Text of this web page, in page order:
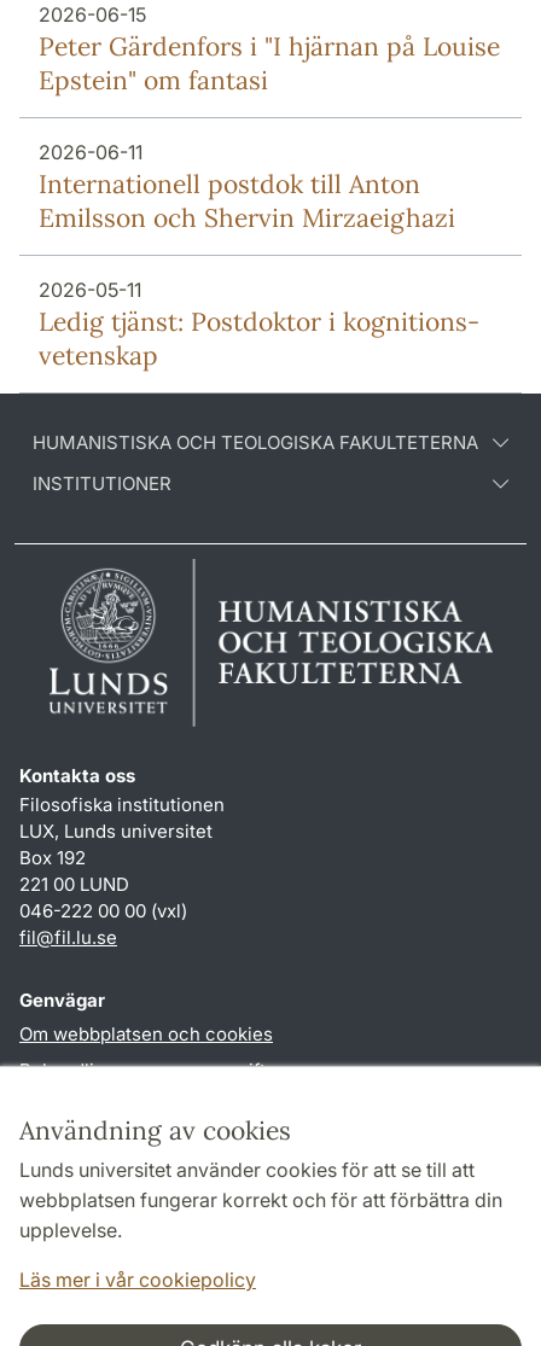
Användning av cookies
Lunds universitet använder cookies för att se till att
webbplatsen fungerar korrekt och för att förbättra din
upplevelse.
Läs mer i vår cookiepolicy
2026-06-15
Peter Gärdenfors i "I hjärnan på Louise
Epstein" om fantasi
2026-06-11
Internationell postdok till Anton
Emilsson och Shervin Mirzaeighazi
2026-05-11
Ledig tjänst: Postdoktor i kognitions-
vetenskap
HUMANISTISKA OCH TEOLOGISKA FAKULTETERNA
INSTITUTIONER
Kontakta oss
Filosofiska institutionen
LUX, Lunds universitet
Box 192
221 00 LUND
046-222 00 00 (vxl)
fil@fil.lu.se
Genvägar
Om webbplatsen och cookies
Behandling av personuppgifter
TYPO3-login
Följ oss i sociala medier